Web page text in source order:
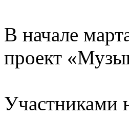
В начале
проект
Участниками